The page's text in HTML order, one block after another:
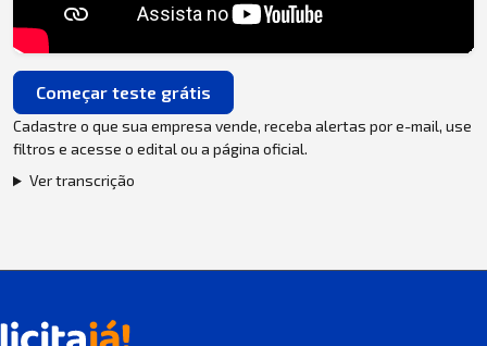
Começar teste grátis
Cadastre o que sua empresa vende, receba alertas por e-mail, use
filtros e acesse o edital ou a página oficial.
Ver transcrição